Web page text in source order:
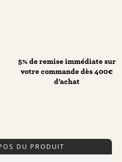
5% de remise immédiate sur
votre commande dès 400€
d’achat
DU PRODUIT